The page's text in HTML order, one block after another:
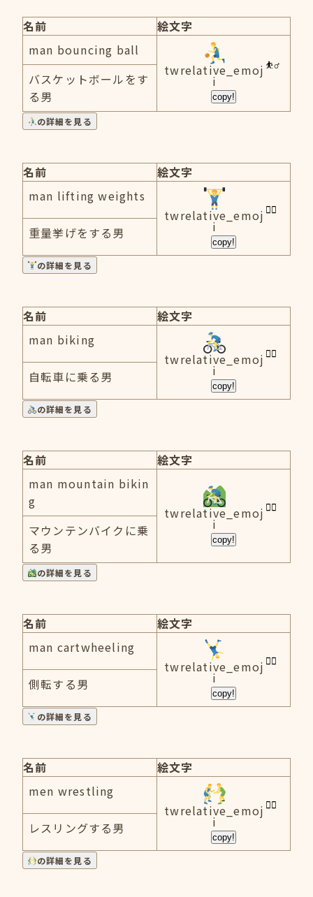
名前
絵文字
man bouncing ball
twrelative_emoj
i
copy!
バスケットボールをす
る男
の詳細を見る
名前
絵文字
man lifting weights
twrelative_emoj
i
copy!
重量挙げをする男
の詳細を見る
名前
絵文字
man biking
twrelative_emoj
i
copy!
自転車に乗る男
の詳細を見る
名前
絵文字
man mountain bikin
g
twrelative_emoj
i
copy!
マウンテンバイクに乗
る男
の詳細を見る
名前
絵文字
man cartwheeling
twrelative_emoj
i
copy!
側転する男
の詳細を見る
名前
絵文字
men wrestling
twrelative_emoj
i
copy!
レスリングする男
の詳細を見る